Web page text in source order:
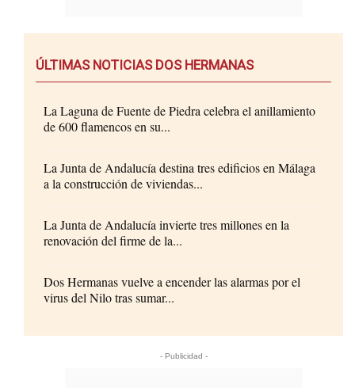
ÚLTIMAS NOTICIAS DOS HERMANAS
La Laguna de Fuente de Piedra celebra el anillamiento
de 600 flamencos en su...
La Junta de Andalucía destina tres edificios en Málaga
a la construcción de viviendas...
La Junta de Andalucía invierte tres millones en la
renovación del firme de la...
Dos Hermanas vuelve a encender las alarmas por el
virus del Nilo tras sumar...
- Publicidad -